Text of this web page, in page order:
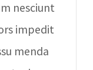
nesciunt
impedit
menda